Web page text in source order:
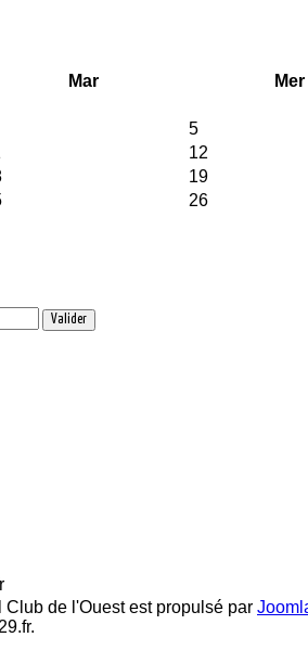
Mar Mer
5
12
19
26
Valider
de l'Ouest est propulsé par